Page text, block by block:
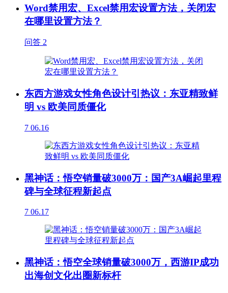
Word禁用宏、Excel禁用宏设置方法，关闭宏
在哪里设置方法？
问答 2
东西方游戏女性角色设计引热议：东亚精致鲜
明 vs 欧美同质僵化
7 06.16
黑神话：悟空销量破3000万：国产3A崛起里程
碑与全球征程新起点
7 06.17
黑神话：悟空全球销量破3000万，西游IP成功
出海创文化出圈新标杆